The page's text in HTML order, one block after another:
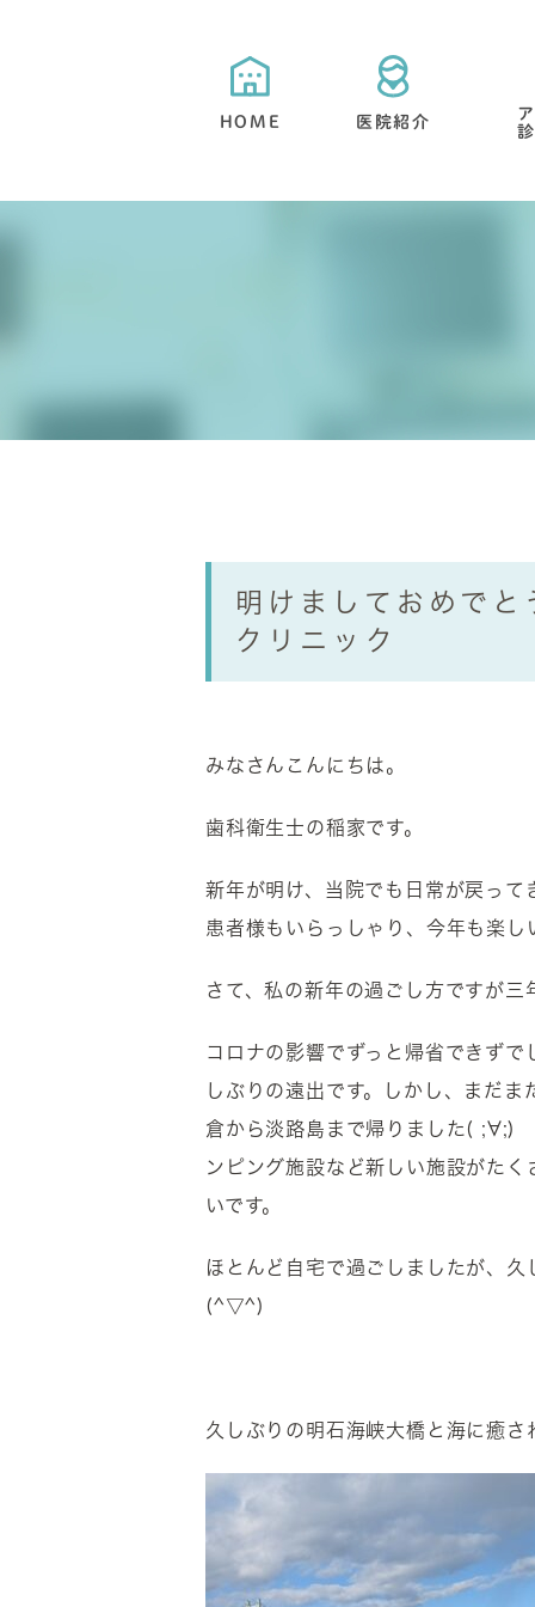
HOME 医院紹介
明けましておめで
クリニック
みなさんこんにちは。
歯科衛生士の稲家です。
新年が明け、当院でも日常が戻っ
患者様もいらっしゃり、今年も楽
さて、私の新年の過ごし方ですが
コロナの影響でずっと帰省できず
しぶりの遠出です。しかし、まだ
倉から淡路島まで帰りました( ;∀;)
ンピング施設など新しい施設がた
いです。
ほとんど自宅で過ごしましたが、
(^▽^)
久しぶりの明石海峡大橋と海に癒